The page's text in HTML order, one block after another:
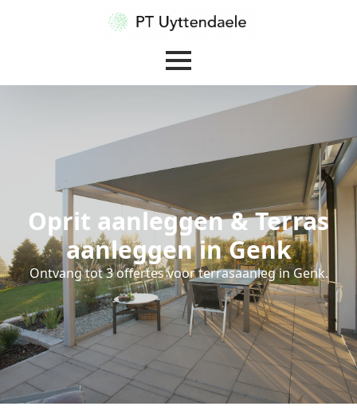
Oprit aanleggen & Terras
aanleggen in Genk
Ontvang tot 3 offertes voor terrasaanleg in Genk.